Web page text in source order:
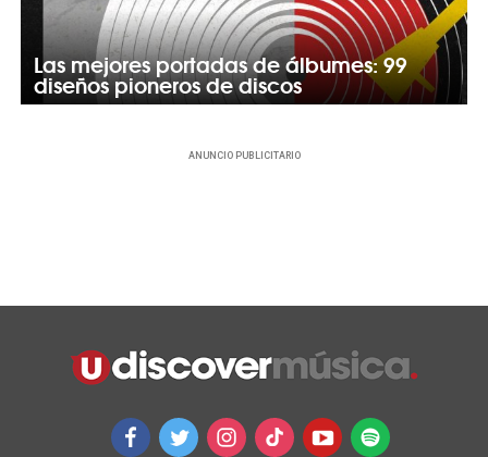
Las mejores portadas de álbumes: 99
diseños pioneros de discos
ANUNCIO PUBLICITARIO